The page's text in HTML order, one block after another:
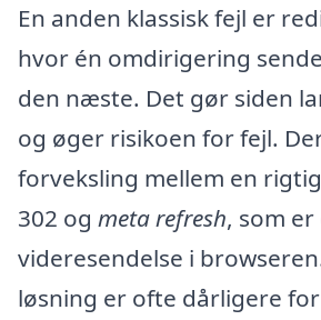
En anden klassisk fejl er
hvor én omdirigering
den næste. Det gør siden
og øger risikoen for fejl.
forveksling mellem en
302 og meta refresh, som
videresendelse i
løsning er ofte dårligere